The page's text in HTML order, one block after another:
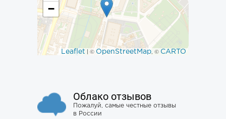
−
Leaflet | © OpenStreetMap , © CARTO
Облако отзывов
Пожалуй, самые честные отзывы
в России